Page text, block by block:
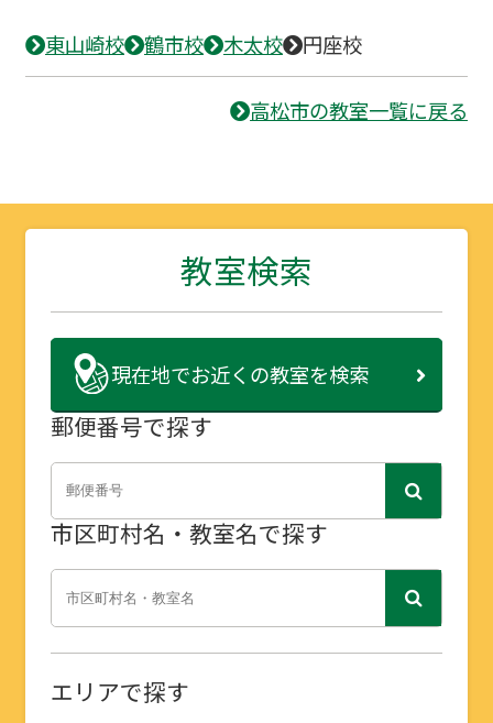
東山崎校 鶴市校 木太校 円座校
高松市の教室一覧に戻る
教室検索
現在地でお近くの教室を検索
郵便番号で探す
市区町村名・教室名で探す
エリアで探す